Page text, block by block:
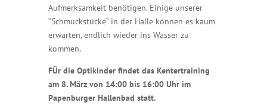
Aufmerksamkeit benötigen. Einige unserer
“Schmuckstücke“ in der Halle können es kaum
erwarten, endlich wieder ins Wasser zu
kommen.
FÜr die Optikinder findet dasKentertraining
am 8. März von 14:00 bis 16:00 Uhr im
Papenburger Hallenbad statt.